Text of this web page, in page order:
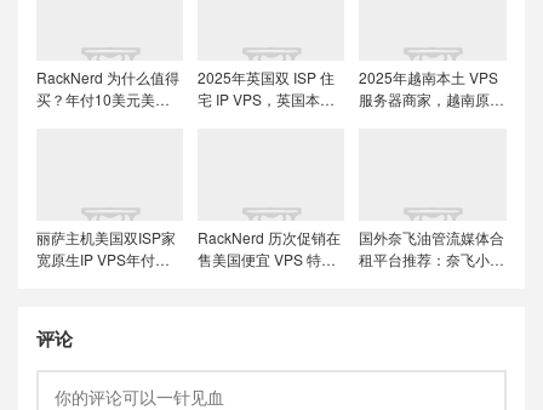
RackNerd 为什么值得
买？年付10美元美国
2025年英国双 ISP 住
宅 IP VPS，英国本土
2025年越南本土 VPS
服务器商家，越南原生
丽萨主机美国双ISP家
宽原生IP VPS年付特
RackNerd 历次促销在
售美国便宜 VPS 特价
国外奈飞油管流媒体合
租平台推荐：奈飞小
评论